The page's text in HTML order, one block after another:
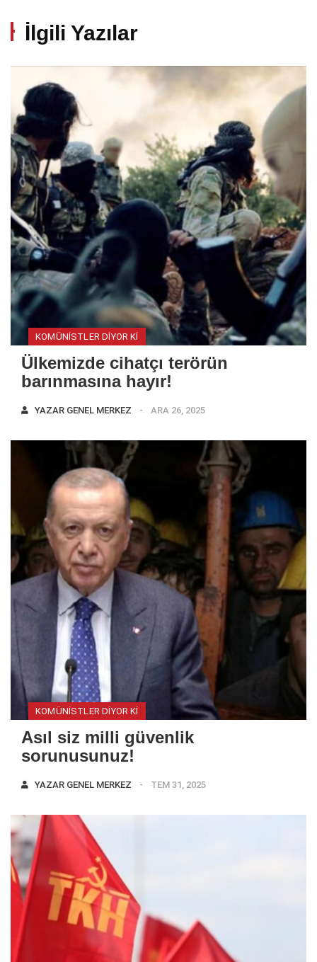
İlgili Yazılar
KOMÜNISTLER DIYOR KI
Ülkemizde cihatçı terörün
barınmasına hayır!
YAZAR GENEL MERKEZ ARA 26, 2025
KOMÜNISTLER DIYOR KI
Asıl siz milli güvenlik
sorunusunuz!
YAZAR GENEL MERKEZ TEM 31, 2025